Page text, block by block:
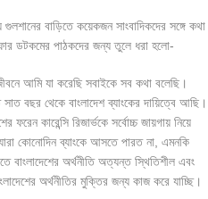
বাড়িতে কয়েকজন সাংবাদিকদের সঙ্গে কথা
ডটকমের পাঠকদের জন্য তুলে ধরা হলো-
আমি যা করেছি সবাইকে সব কথা বলেছি।
বছর থেকে বাংলাদেশ ব্যাংকের দায়িত্বে আছি।
ফরেন কারেন্সি রিজার্ভকে সর্বোচ্চ জায়গায় নিয়ে
কোনোদিন ব্যাংকে আসতে পারত না, এমনকি
বাংলাদেশের অর্থনীতি অত্যন্ত স্থিতিশীল এবং
অর্থনীতির মুক্তির জন্য কাজ করে যাচ্ছি।